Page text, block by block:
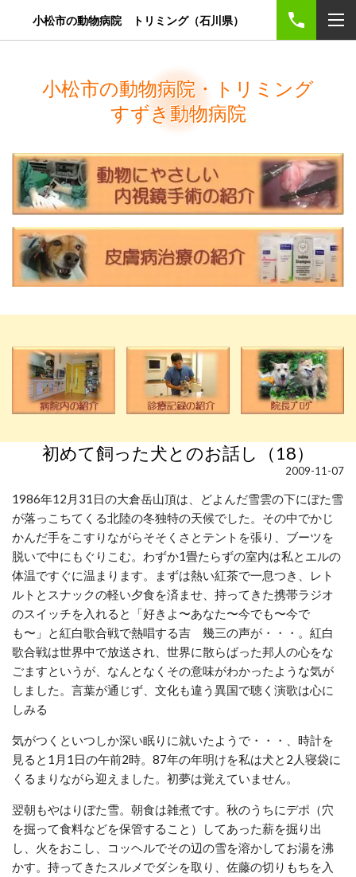
小松市の動物病院 トリミング（石川県）
小松市の動物病院・トリミング
すずき動物病院
初めて飼った犬とのお話し（18）
2009-11-07
1986年12月31日の大倉岳山頂は、どよんだ雪雲の下にぼた雪
が落っこちてくる北陸の冬独特の天候でした。その中でかじ
かんだ手をこすりながらそそくさとテントを張り、ブーツを
脱いで中にもぐりこむ。わずか1畳たらずの室内は私とエルの
体温ですぐに温まります。まずは熱い紅茶で一息つき、レト
ルトとスナックの軽い夕食を済ませ、持ってきた携帯ラジオ
のスイッチを入れると「好きよ〜あなた〜今でも〜今で
も〜」と紅白歌合戦で熱唱する吉 幾三の声が・・・。紅白
歌合戦は世界中で放送され、世界に散らばった邦人の心をな
ごますというが、なんとなくその意味がわかったような気が
しました。言葉が通じず、文化も違う異国で聴く演歌は心に
しみる
気がつくといつしか深い眠りに就いたようで・・・、時計を
見ると1月1日の午前2時。87年の年明けを私は犬と2人寝袋に
くるまりながら迎えました。初夢は覚えていません。
翌朝もやはりぼた雪。朝食は雑煮です。秋のうちにデポ（穴
を掘って食料などを保管すること）してあった薪を掘り出
し、火をおこし、コッヘルでその辺の雪を溶かしてお湯を沸
かす。持ってきたスルメでダシを取り、佐藤の切りもちを入